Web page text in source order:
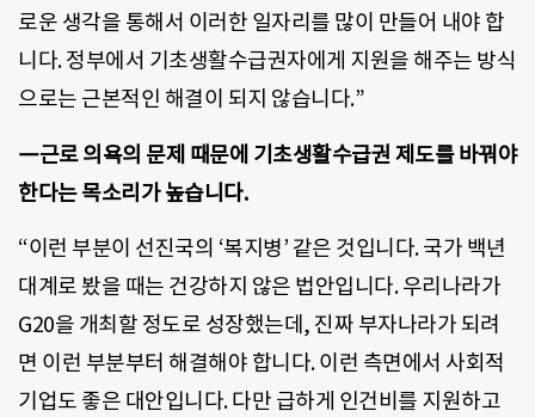
로운 생각을 통해서 이러한 일자리를 많이 만들어 내야 합
니다. 정부에서 기초생활수급권자에게 지원을 해주는 방식
으로는 근본적인 해결이 되지 않습니다.”
―근로 의욕의 문제 때문에 기초생활수급권 제도를 바꿔야
한다는 목소리가 높습니다.
“이런 부분이 선진국의 ‘복지병’ 같은 것입니다. 국가 백년
대계로 봤을 때는 건강하지 않은 법안입니다. 우리나라가
G20을 개최할 정도로 성장했는데, 진짜 부자나라가 되려
면 이런 부분부터 해결해야 합니다. 이런 측면에서 사회적
기업도 좋은 대안입니다. 다만 급하게 인건비를 지원하고